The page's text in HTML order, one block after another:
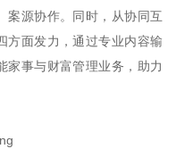
案源协作。同时，从协同互
方面发力，通过专业内容输
家事与财富管理业务，助力